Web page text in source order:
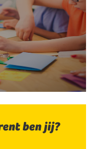
ben jij?